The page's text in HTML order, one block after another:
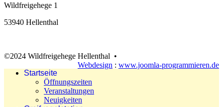
Wildfreigehege 1
53940 Hellenthal
©2024 Wildfreigehege Hellenthal •
Webdesign : www.joomla-programmieren.de
Startseite
Öffnungszeiten
Veranstaltungen
Neuigkeiten